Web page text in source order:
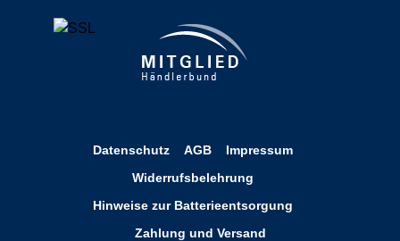
Datenschutz AGB
Impressum
Widerrufsbelehrung
Hinweise zur Batterieentsorgung
Zahlung und Versand